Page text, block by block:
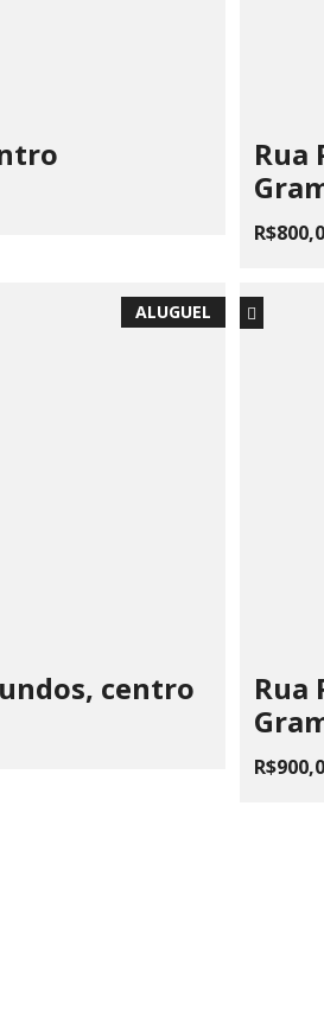
Rua
ALUGUEL
centro
Rua